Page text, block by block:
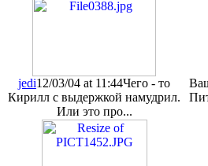
jedi12/03/04 at 11:44Чего - то
Кирилл с выдержкой намудрил.
Или это про...